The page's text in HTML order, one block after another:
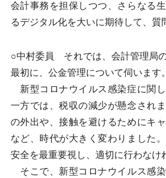
会計事務を担保しつつ、さらなる
るデジタル化を大いに期待して、質
○中村委員 それでは、会計管理局の
最初に、公金管理について伺います。
新型コロナウイルス感染症に関し
一方では、税収の減少が懸念され
の外出や、接触を避けるためにキ
など、時代が大きく変わりました
安全を最重要視し、適切に行わなけ
そこで、新型コロナウイルス感